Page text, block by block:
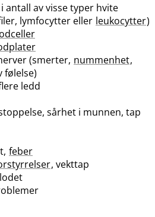
antall av visse typer hvite
lymfocytter eller leukocytter)
(smerter, nummenhet,
følelse)
ledd
sårhet i munnen, tap
feber
, vekttap